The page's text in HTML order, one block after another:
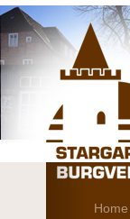
Home